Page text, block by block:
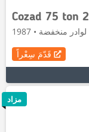
قَدّمَ سِعْراً
مزاد